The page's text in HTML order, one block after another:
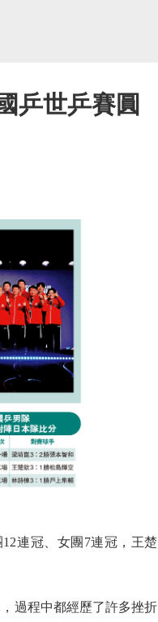
乒世乒賽圓
連冠、女團7連冠，王楚
過程中都經歷了許多挫折